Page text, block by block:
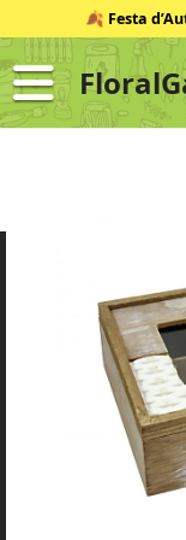
al
contenuto
ID
🍂 Festa